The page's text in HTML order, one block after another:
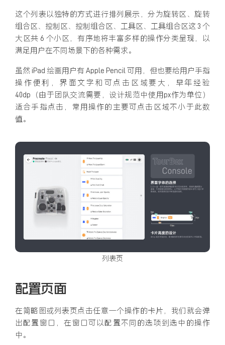
这个列表以独特的方式进行排列展示，分为旋转区、旋转
组合区、控制区、控制组合区、工具区、工具组合区这 3 个
大区共 6 个小区，有序地将丰富多样的操作分类呈现，以
满足用户在不同场景下的各种需求。
虽然 iPad 绘画用户有 Apple Pencil 可用，但也要给用户手指
操作便利，界面文字和可点击区域要大，早年经验
40dp（由于团队交流需要，设计规范中使用px作为单位）
适合手指点击，常用操作的主要可点击区域不小于此数
值。
列表页
配置页面
在简略图或列表页点击任意一个操作的卡片，我们就会弹
出配置窗口，在窗口可以配置不同的选项到选中的操作
中。